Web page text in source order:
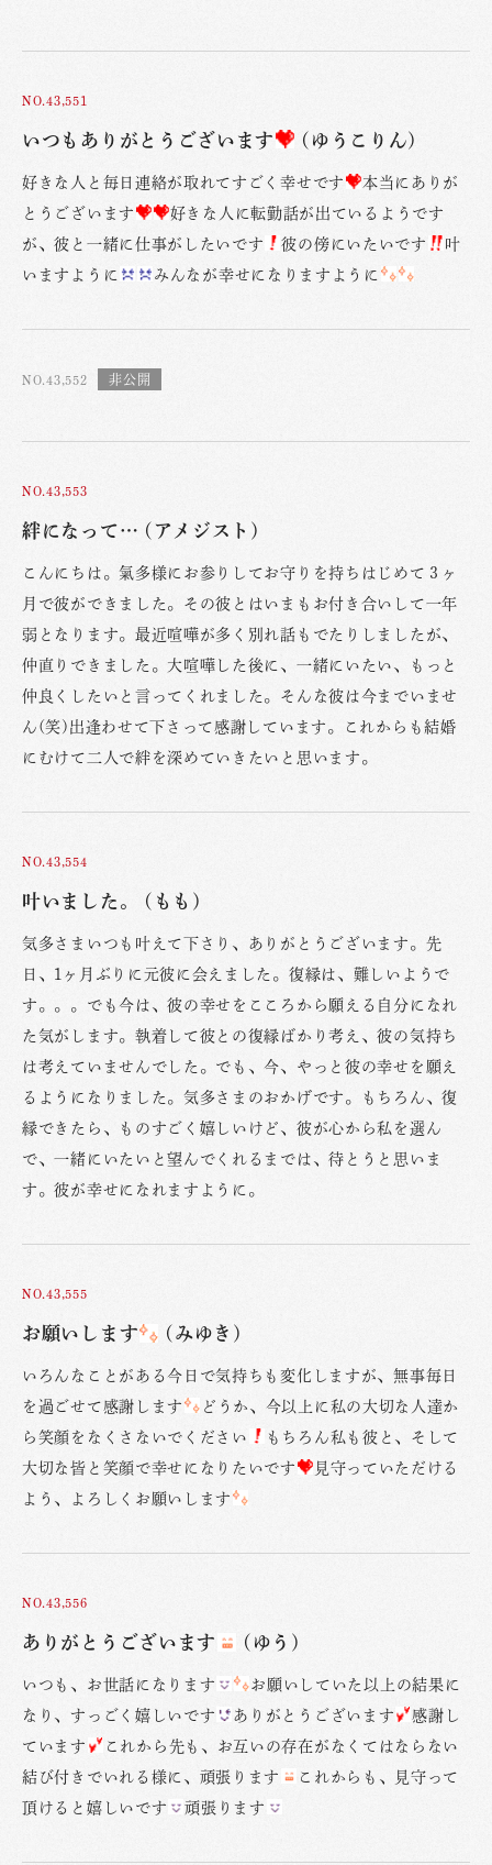
NO.43,551
いつもありがとうございます (ゆうこりん)
好きな人と毎日連絡が取れてすごく幸せです
本当にありが
とうございます
好きな人に転勤話が出ているようです
が、彼と一緒に仕事がしたいです
彼の傍にいたいです
叶
いますように
みんなが幸せになりますように
NO.43,552
NO.43,553
絆になって… (アメジスト)
こんにちは。氣多様にお参りしてお守りを持ちはじめて３ヶ
月で彼ができました。その彼とはいまもお付き合いして一年
弱となります。最近喧嘩が多く別れ話もでたりしましたが、
仲直りできました。大喧嘩した後に、一緒にいたい、もっと
仲良くしたいと言ってくれました。そんな彼は今までいませ
ん(笑)出逢わせて下さって感謝しています。これからも結婚
にむけて二人で絆を深めていきたいと思います。
NO.43,554
叶いました。 (もも)
気多さまいつも叶えて下さり、ありがとうございます。先
日、1ヶ月ぶりに元彼に会えました。復縁は、難しいようで
す。。。でも今は、彼の幸せをこころから願える自分になれ
た気がします。執着して彼との復縁ばかり考え、彼の気持ち
は考えていませんでした。でも、今、やっと彼の幸せを願え
るようになりました。気多さまのおかげです。もちろん、復
縁できたら、ものすごく嬉しいけど、彼が心から私を選ん
で、一緒にいたいと望んでくれるまでは、待とうと思いま
す。彼が幸せになれますように。
NO.43,555
お願いします (みゆき)
いろんなことがある今日で気持ちも変化しますが、無事毎日
を過ごせて感謝します
どうか、今以上に私の大切な人達か
ら笑顔をなくさないでください
もちろん私も彼と、そして
大切な皆と笑顔で幸せになりたいです
見守っていただける
よう、よろしくお願いします
NO.43,556
ありがとうございます (ゆう)
いつも、お世話になります
お願いしていた以上の結果に
なり、すっごく嬉しいです
ありがとうございます
感謝し
ています
これから先も、お互いの存在がなくてはならない
結び付きでいれる様に、頑張ります
これからも、見守って
頂けると嬉しいです
頑張ります